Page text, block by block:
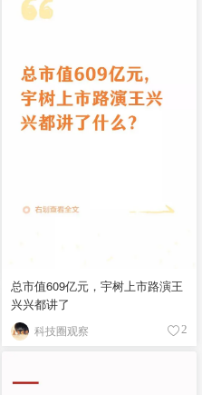
总市值609亿元，宇树上市路演王
兴兴都讲了
科技圈观察 2